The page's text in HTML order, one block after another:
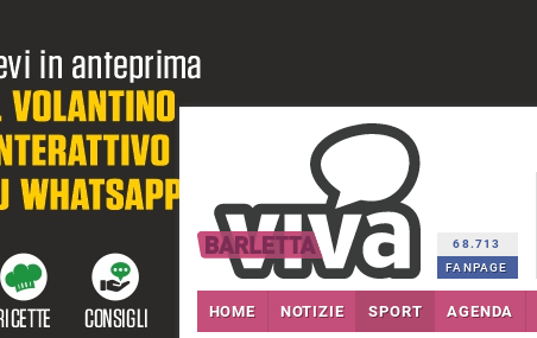
68.713
FANPAGE
HOME NOTIZIE SPORT AGENDA